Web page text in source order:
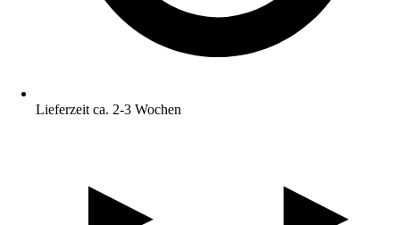
Lieferzeit ca. 2-3 Wochen